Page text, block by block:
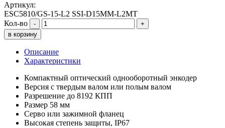
Артикул:
ESC5810/GS-15-L2 SSI-D15MM-L2MT
Кол-во
-
+
в корзину
Описание
Характеристики
Компактный оптический однооборотный энкодер
Версия с твердым валом или полым валом
Разрешение до 8192 КПП
Размер 58 мм
Серво или зажимной фланец
Высокая степень защиты, IP67